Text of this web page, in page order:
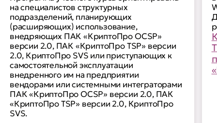
на специалистов структурных
подразделений, планирующих
(расширяющих) использование,
внедряющих ПАК «КриптоПро OCSP»
версии 2.0, ПАК «КриптоПро TSP» версии
2.0, КриптоПро SVS или приступающих к
самостоятельной эксплуатации
внедренного им на предприятии
вендорами или системными интеграторами
ПАК «КриптоПро OCSP» версии 2.0, ПАК
«КриптоПро TSP» версии 2.0, КриптоПро
SVS.